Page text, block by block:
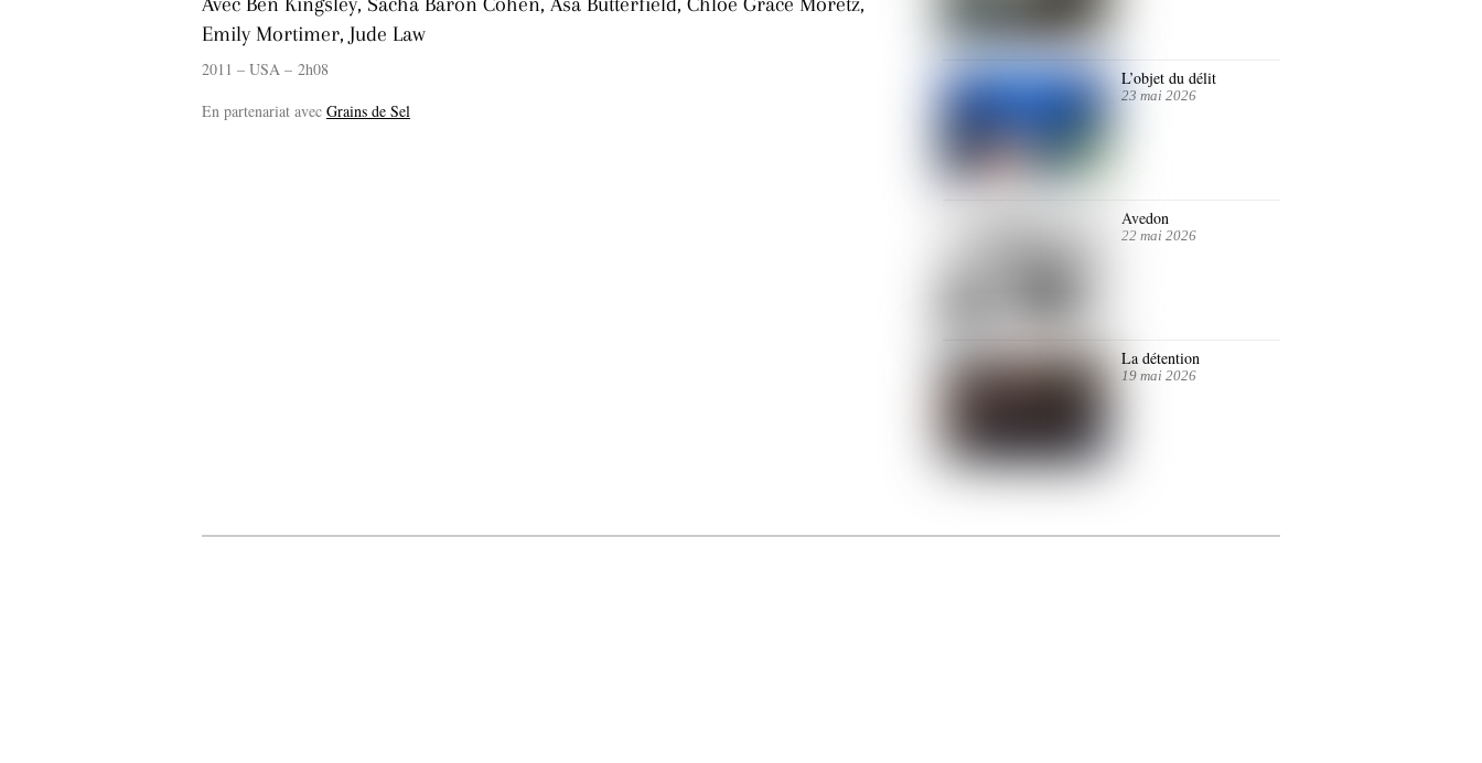
Emily Mortimer, Jude Law
2011 – USA – 2h08
En partenariat avec Grains de Sel
L’objet du délit
23 mai 2026
Avedon
22 mai 2026
La détention
19 mai 2026